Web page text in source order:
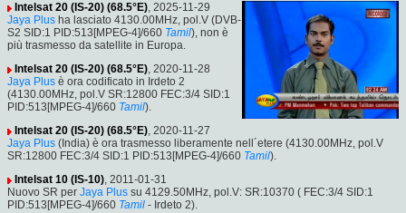
Intelsat 20 (IS-20) (68.5°E), 2025-11-29
Jaya Plus ha lasciato 4130.00MHz, pol.V (DVB-
S2 SID:1 PID:513[MPEG-4]/660 Tamil), non è
più trasmesso da satellite in Europa.
Intelsat 20 (IS-20) (68.5°E), 2020-11-28
Jaya Plus è ora codificato in Irdeto 2
(4130.00MHz, pol.V SR:12800 FEC:3/4 SID:1
PID:513[MPEG-4]/660 Tamil).
Intelsat 20 (IS-20) (68.5°E), 2020-11-27
Jaya Plus (India) è ora trasmesso liberamente nell´etere (4130.00MHz, pol.V
SR:12800 FEC:3/4 SID:1 PID:513[MPEG-4]/660 Tamil).
Intelsat 10 (IS-10), 2011-01-31
Nuovo SR per Jaya Plus su 4129.50MHz, pol.V: SR:10370 ( FEC:3/4 SID:1
PID:513[MPEG-4]/660 Tamil - Irdeto 2).